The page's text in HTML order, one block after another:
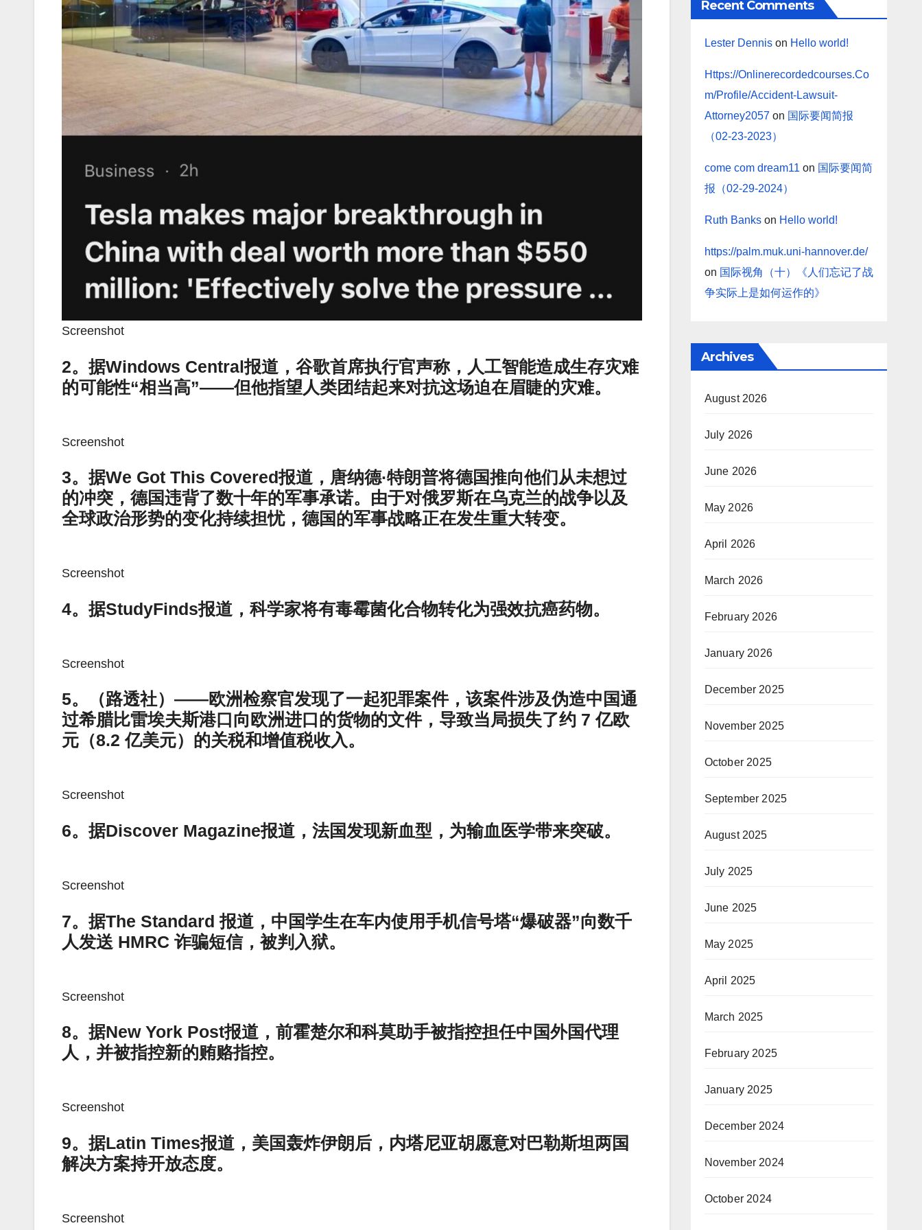
Screenshot
2。据Windows Central报道，谷歌首席执行官声称，人工智能造成生存灾难
的可能性“相当高”——但他指望人类团结起来对抗这场迫在眉睫的灾难。
Screenshot
3。据We Got This Covered报道，唐纳德·特朗普将德国推向他们从未想过
的冲突，德国违背了数十年的军事承诺。由于对俄罗斯在乌克兰的战争以及
全球政治形势的变化持续担忧，德国的军事战略正在发生重大转变。
Screenshot
4。据StudyFinds报道，科学家将有毒霉菌化合物转化为强效抗癌药物。
Screenshot
5。（路透社）——欧洲检察官发现了一起犯罪案件，该案件涉及伪造中国通
过希腊比雷埃夫斯港口向欧洲进口的货物的文件，导致当局损失了约 7 亿欧
元（8.2 亿美元）的关税和增值税收入。
Screenshot
6。据Discover Magazine报道，法国发现新血型，为输血医学带来突破。
Screenshot
7。据The Standard 报道，中国学生在车内使用手机信号塔“爆破器”向数千
人发送 HMRC 诈骗短信，被判入狱。
Screenshot
8。据New York Post报道，前霍楚尔和科莫助手被指控担任中国外国代理
人，并被指控新的贿赂指控。
Screenshot
9。据Latin Times报道，美国轰炸伊朗后，内塔尼亚胡愿意对巴勒斯坦两国
解决方案持开放态度。
Screenshot
Recent Comments
Lester Dennison Hello world!
Https://Onlinerecordedcourses.Co
m/Profile/Accident-Lawsuit-
Attorney2057 on 国际要闻简报
（02-23-2023）
come com dream11 on 国际要闻简
报（02-29-2024）
Ruth Bankson Hello world!
https://palm.muk.uni-hannover.de/
on 国际视角（十）《人们忘记了战
争实际上是如何运作的》
Archives
August 2026
July 2026
June 2026
May 2026
April 2026
March 2026
February 2026
January 2026
December 2025
November 2025
October 2025
September 2025
August 2025
July 2025
June 2025
May 2025
April 2025
March 2025
February 2025
January 2025
December 2024
November 2024
October 2024